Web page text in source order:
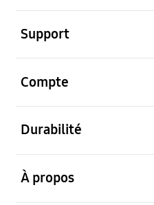
Support
Compte
Durabilité
À propos